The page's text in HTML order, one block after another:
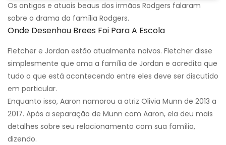
Os antigos e atuais beaus dos irmãos Rodgers falaram
sobre o drama da família Rodgers.
Onde Desenhou Brees Foi Para A Escola
Fletcher e Jordan estão atualmente noivos. Fletcher disse
simplesmente que ama a família de Jordan e acredita que
tudo o que está acontecendo entre eles deve ser discutido
em particular.
Enquanto isso, Aaron namorou a atriz Olivia Munn de 2013 a
2017. Após a separação de Munn com Aaron, ela deu mais
detalhes sobre seu relacionamento com sua família,
dizendo.